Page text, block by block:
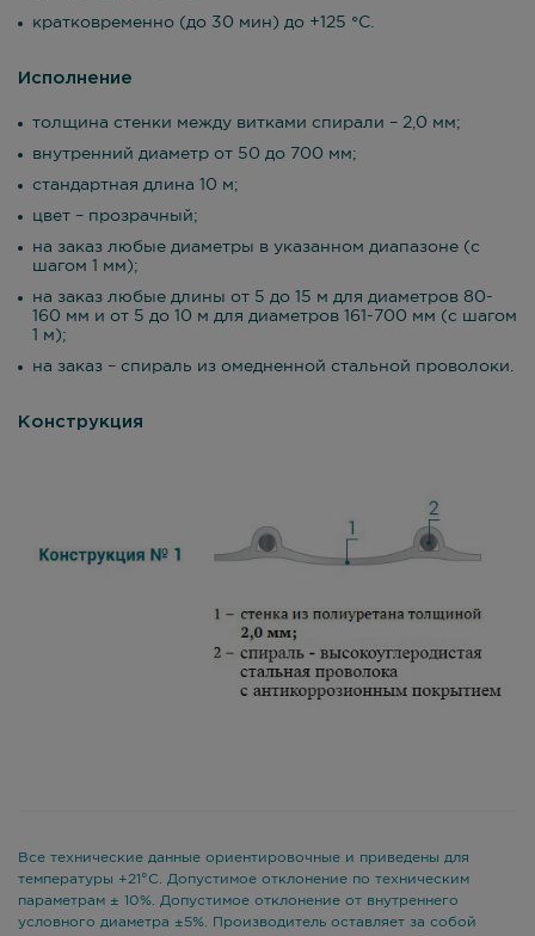
кратковременно (до 30 мин) до +125 °С.
Исполнение
толщина стенки между витками спирали – 2,0 мм;
внутренний диаметр от 50 до 700 мм;
стандартная длина 10 м;
цвет – прозрачный;
на заказ любые диаметры в указанном диапазоне (с
шагом 1 мм);
на заказ любые длины от 5 до 15 м для диаметров 80-
160 мм и от 5 до 10 м для диаметров 161-700 мм (с шагом
1 м);
на заказ – спираль из омедненной стальной проволоки.
Конструкция
Все технические данные ориентировочные и приведены для
температуры +21°С. Допустимое отклонение по техническим
параметрам ± 10%. Допустимое отклонение от внутреннего
условного диаметра ±5%. Производитель оставляет за собой